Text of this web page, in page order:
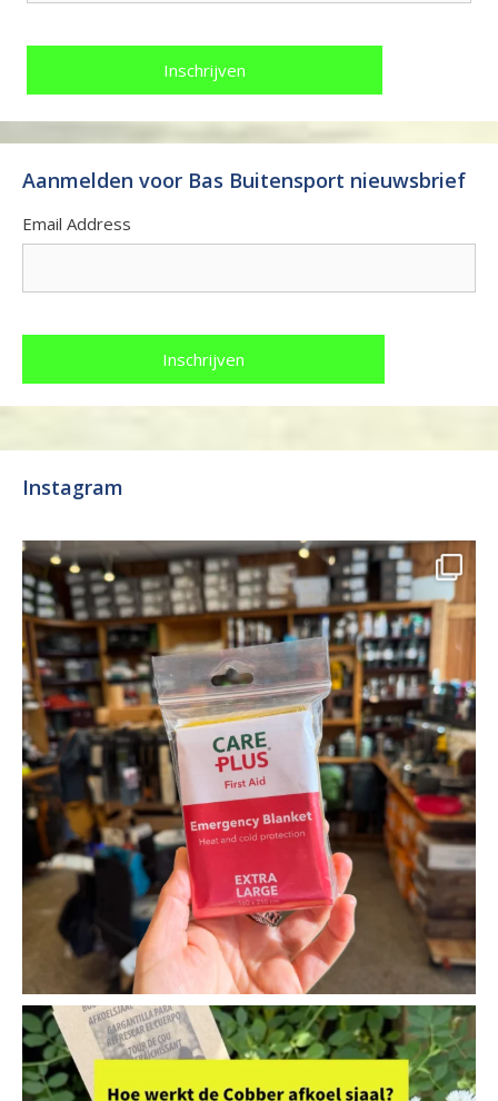
Aanmelden voor Bas Buitensport nieuwsbrief
Email Address
Instagram